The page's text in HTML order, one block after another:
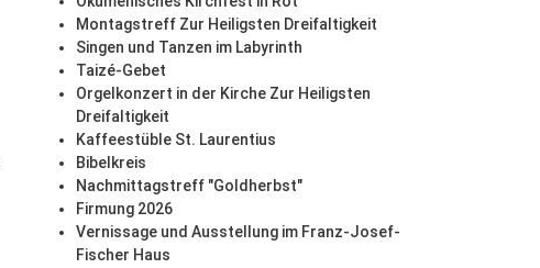
Montagstreff Zur Heiligsten Dreifaltigkeit
Singen und Tanzen im Labyrinth
Taizé-Gebet
Orgelkonzert in der Kirche Zur Heiligsten
Dreifaltigkeit
Kaffeestüble St. Laurentius
Bibelkreis
Nachmittagstreff "Goldherbst"
Firmung 2026
Vernissage und Ausstellung im Franz-Josef-
Fischer Haus